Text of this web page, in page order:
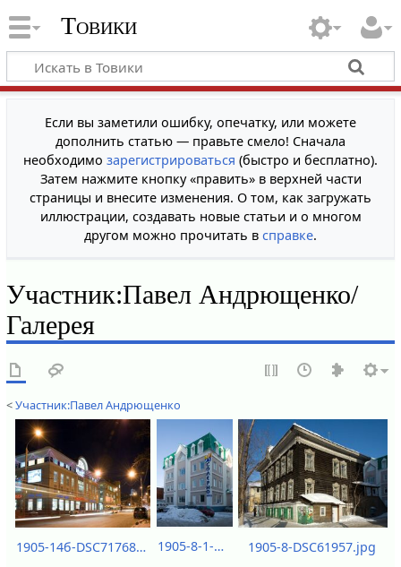
Товики
Если вы заметили ошибку, опечатку, или можете
дополнить статью — правьте смело! Сначала
необходимо зарегистрироваться (быстро и бесплатно).
Затем нажмите кнопку «править» в верхней части
страницы и внесите изменения. О том, как загружать
иллюстрации, создавать новые статьи и о многом
другом можно прочитать в справке.
Участник:Павел Андрющенко/
Галерея
<Участник:Павел Андрющенко
1905-14б-DSC71768.jpg 1905-8-1-DSC61959.jpg 1905-8-DSC61957.jpg